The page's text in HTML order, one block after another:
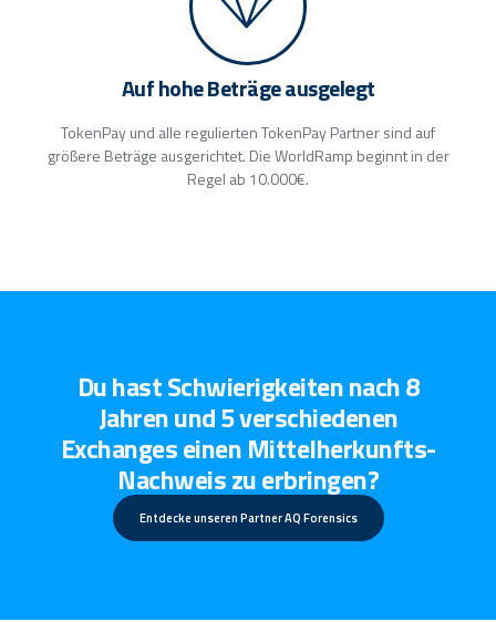
Auf hohe Beträge ausgelegt
TokenPay und alle regulierten TokenPay Partner sind auf
größere Beträge ausgerichtet. Die WorldRamp beginnt in der
Regel ab 10.000€.
Du hast Schwierigkeiten nach 8
Jahren und 5 verschiedenen
Exchanges einen Mittelherkunfts-
Nachweis zu erbringen?
Entdecke unseren Partner AQ Forensics